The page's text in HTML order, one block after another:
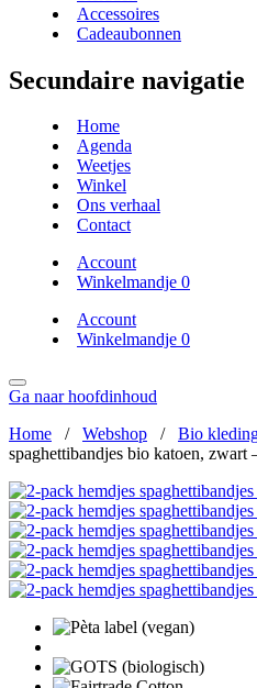
Accessoires
Cadeaubonnen
Secundaire navigatie
Home
Agenda
Weetjes
Winkel
Ons verhaal
Contact
Account
Winkelmandje 0
Account
Winkelmandje 0
Ga naar hoofdinhoud
Home / Webshop / Bio
spaghettibandjes bio katoen,